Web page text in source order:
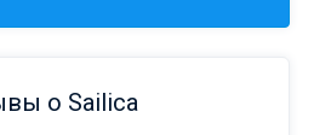
о Sailica